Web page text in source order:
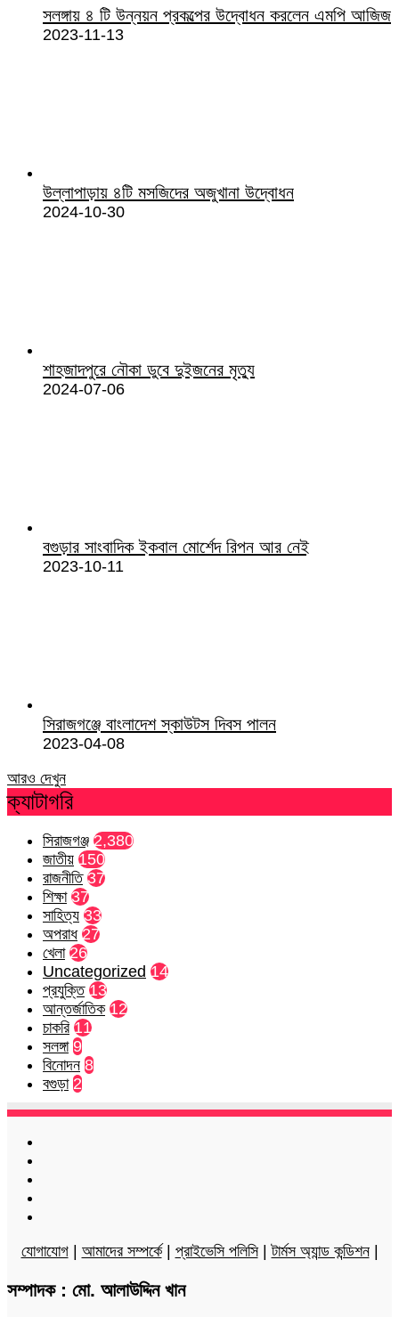
সলঙ্গায় ৪ টি উন্নয়ন প্রকল্পের উদ্বোধন করলেন এমপি আজিজ
2023-11-13
উল্লাপাড়ায় ৪টি মসজিদের অজুখানা উদ্বোধন
2024-10-30
শাহজাদপুরে নৌকা ডুবে দুইজনের মৃত্যু
2024-07-06
বগুড়ার সাংবাদিক ইকবাল মোর্শেদ রিপন আর নেই
2023-10-11
সিরাজগঞ্জে বাংলাদেশ স্কাউটস দিবস পালন
2023-04-08
আরও দেখুন
ক্যাটাগরি
সিরাজগঞ্জ 2,380
জাতীয় 150
রাজনীতি 37
শিক্ষা 37
সাহিত্য 33
অপরাধ 27
খেলা 26
Uncategorized 14
প্রযুক্তি 13
আন্তর্জাতিক 12
চাকরি 11
সলঙ্গা 9
বিনোদন 8
বগুড়া 2
যোগাযোগ| আমাদের সম্পর্কে| প্রাইভেসি পলিসি|টার্মস অ্যান্ড কন্ডিশন|
সম্পাদক : মো. আলাউদ্দিন খান